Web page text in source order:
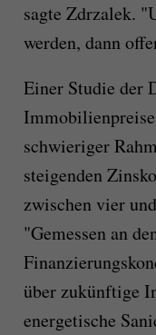
sagte Zdrzalek.
werden, dann
Einer Studie der
schwieriger
steigenden
zwischen vier
"Gemessen an
über zukünftige
energetische